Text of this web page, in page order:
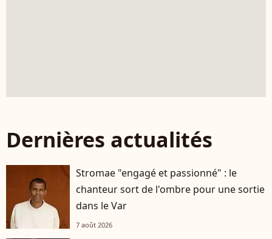
Dernières actualités
Stromae "engagé et passionné" : le
chanteur sort de l'ombre pour une sortie
dans le Var
7 août 2026